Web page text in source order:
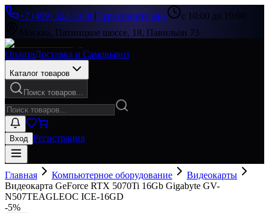
+7 (499) 322-33-86|Перезвоните мне
с 10:00 до 19:00
Москва, Пятницкое шоссе, 18, Павильон 73
ОплатаДоставка и Самовывоз
Каталог товаров
Поиск товаров...
Вход Регистрация
Главная Компьютерное оборудование
Видеокарты
Видеокарта GeForce RTX 5070Ti 16Gb Gigabyte GV-
N507TEAGLEOC ICE-16GD
-5%